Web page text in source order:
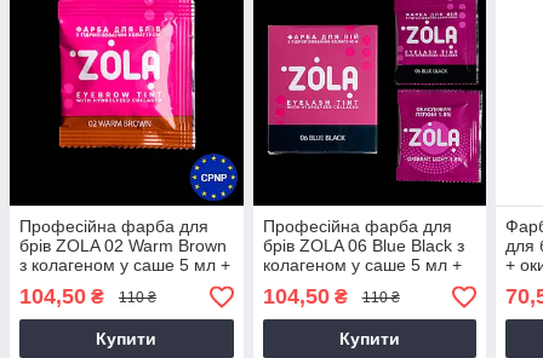
Професійна фарба для
брів ZOLA 02 Warm Brown
з колагеном у саше 5 мл +
окислювач
104,50 ₴ 110 ₴
Купити
Професійна фарба для
брів ZOLA 06 Blue Black з
колагеном у саше 5 мл +
окислювач
104,50₴ 110 ₴
Купити
для
+